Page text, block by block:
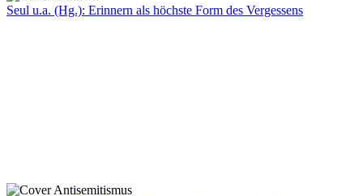
Seul u.a. (Hg.): Erinnern als höchste Form des Vergessens